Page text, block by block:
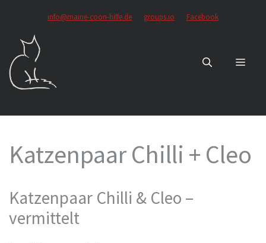
springen
info@maine-coon-hilfe.de groups.io Facebook
Katzenpaar Chilli + Cleo
Katzenpaar Chilli & Cleo –
vermittelt